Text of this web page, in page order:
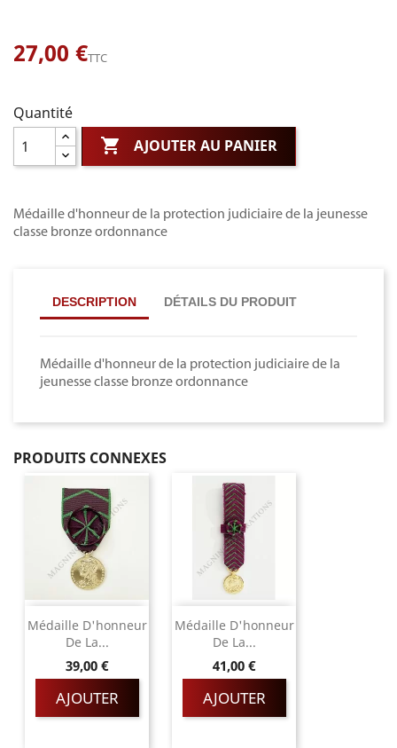
27,00 €TTC
Quantité
 AJOUTER AU PANIER
Médaille d'honneur de la protection judiciaire de la jeunesse
classe bronze ordonnance
DESCRIPTION DÉTAILS DU PRODUIT
Médaille d'honneur de la protection judiciaire de la
jeunesse classe bronze ordonnance
PRODUITS CONNEXES
Médaille D'honneur
De La...
Prix
39,00 €
AJOUTER
Médaille D'honneur
De La...
Prix
41,00 €
AJOUTER